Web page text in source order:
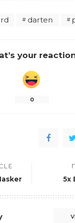
darten
your
0
5x